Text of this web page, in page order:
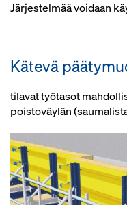
Järjestelmää voidaan
Kätevä
tilavat työtasot
poistoväylän